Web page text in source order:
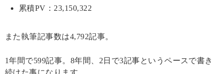
累積PV：23,150,322
また執筆記事数は4,792記事。
1年間で599記事。8年間、2日で3記事というペースで書き